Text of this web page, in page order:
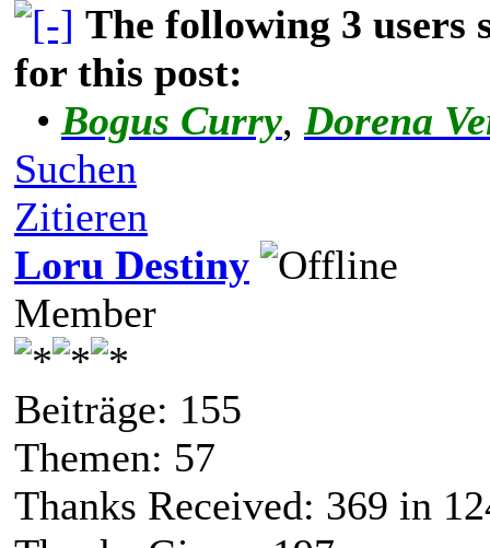
The following 3 users
for this post:
• Bogus Curry, Dorena
Suchen
Zitieren
Loru Destiny
Member
Beiträge: 155
Themen: 57
Thanks Received: 369 in